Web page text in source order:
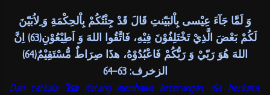
وَ لَمَّا جَآءَ عِيْسى بِاْلبَيّنتِ قَالَ قَدْ جِئْتُكُمْ بِاْلحِكْمَةِ وَ ِلاُبَيّنَ
لَكُمْ بَعْضَ الَّذِيْ تَخْتَلِفُوْنَ فِيْهِ، فَاتَّقُوا اللهَ وَ اَطِيْعُوْنِ(63) اِنَّ
اللهَ هُوَ رَبّيْ وَ رَبُّكُمْ فَاعْبُدُوْهُ، هذَا صِرَاطٌ مُّسْتَقِيْمٌ(64)
الزخرف: 63-64
Dan tatkala
‘Isadatang membawa keterangan, dia berkata,